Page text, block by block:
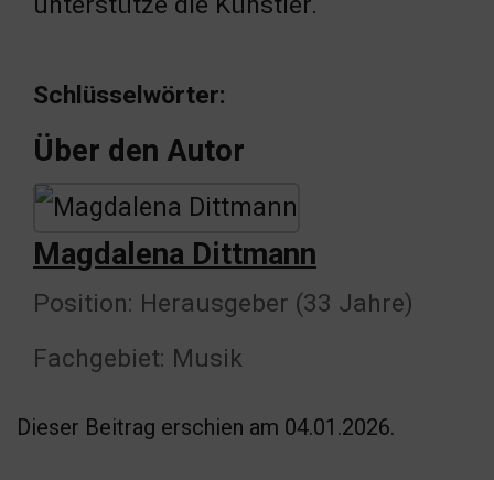
Schlüsselwörter:
Über den Autor
Magdalena Dittmann
Position: Herausgeber (33 Jahre)
Fachgebiet: Musik
Dieser Beitrag erschien am 04.01.2026.